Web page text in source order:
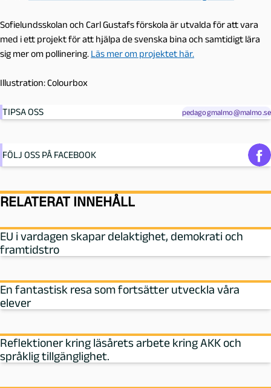
Sofielundsskolan och Carl Gustafs förskola är utvalda för att vara
med i ett projekt för att hjälpa de svenska bina och samtidigt lära
sig mer om pollinering. Läs mer om projektet här.
Illustration: Colourbox
TIPSA OSS pedagogmalmo@malmo.se
FÖLJ OSS PÅ FACEBOOK
RELATERAT INNEHÅLL
EU i vardagen skapar delaktighet, demokrati och
framtidstro
En fantastisk resa som fortsätter utveckla våra
elever
Reflektioner kring läsårets arbete kring AKK och
språklig tillgänglighet.